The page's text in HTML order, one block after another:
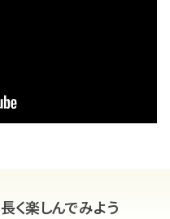
く楽しんでみよう